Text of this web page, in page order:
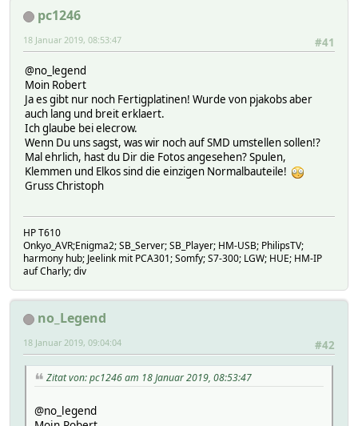
pc1246
#41
18 Januar 2019, 08:53:47
@no_legend
Moin Robert
Ja es gibt nur noch Fertigplatinen! Wurde von pjakobs aber
auch lang und breit erklaert.
Ich glaube bei elecrow.
Wenn Du uns sagst, was wir noch auf SMD umstellen sollen!?
Mal ehrlich, hast du Dir die Fotos angesehen? Spulen,
Klemmen und Elkos sind die einzigen Normalbauteile!
Gruss Christoph
HP T610
Onkyo_AVR;Enigma2; SB_Server; SB_Player; HM-USB; PhilipsTV;
harmony hub; Jeelink mit PCA301; Somfy; S7-300; LGW; HUE; HM-IP
auf Charly; div
no_Legend
#42
18 Januar 2019, 09:04:04
Zitat von: pc1246 am 18 Januar 2019, 08:53:47
@no_legend